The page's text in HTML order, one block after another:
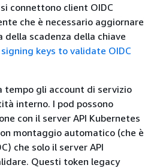
connettono client OIDC
che è necessario aggiornare
della scadenza della chiave
keys to validate OIDC
tempo gli account di servizio
interno. I pod possono
con il server API Kubernetes
montaggio automatico (che è
che solo il server API
Questi token legacy